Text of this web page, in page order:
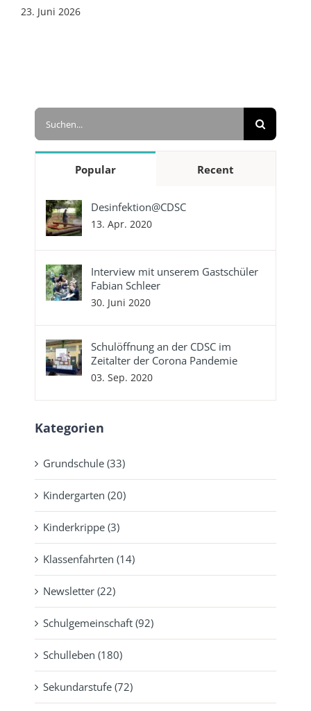
23. Juni 2026
Suche
Popular Recent
Desinfektion@CDSC
13. Apr. 2020
Interview mit unserem Gastschüler
Fabian Schleer
30. Juni 2020
Schulöffnung an der CDSC im
Zeitalter der Corona Pandemie
03. Sep. 2020
Kategorien
Grundschule (33)
Kindergarten (20)
Kinderkrippe (3)
Klassenfahrten (14)
Newsletter (22)
Schulgemeinschaft (92)
Schulleben (180)
Sekundarstufe (72)